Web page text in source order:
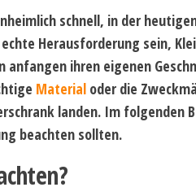
schnell, in der
Herausforderung sein,
anfangen ihren eigenen
Materialoder die
landen. Im folgenden
beachten sollten.